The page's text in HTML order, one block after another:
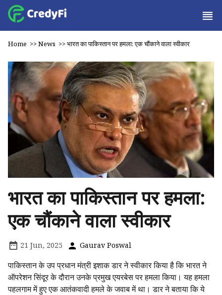
Home >>News >>भारत का पाकिस्तान पर हमला: एक चौंकाने वाला स्वीकार
भारत का पाकिस्तान पर हमला:
एक चौंकाने वाला स्वीकार
21 Jun, 2025 Gaurav Poswal
पाकिस्तान के उप प्रधान मंत्री इशाक डार ने स्वीकार किया है कि भारत ने
ऑपरेशन सिंदूर के दौरान उनके प्रमुख एयरबेस पर हमला किया। यह हमला
पहलगाम में हुए एक आतंकवादी हमले के जवाब में था। डार ने बताया कि ये